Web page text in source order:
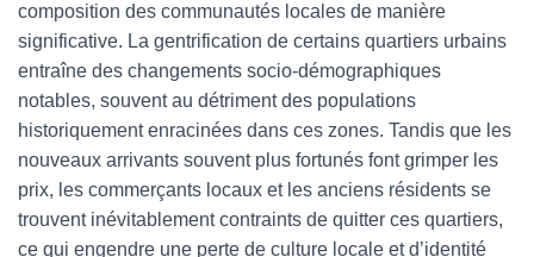
composition des communautés locales de manière
significative. La gentrification de certains quartiers urbains
entraîne des changements socio-démographiques
notables, souvent au détriment des populations
historiquement enracinées dans ces zones. Tandis que les
nouveaux arrivants souvent plus fortunés font grimper les
prix, les commerçants locaux et les anciens résidents se
trouvent inévitablement contraints de quitter ces quartiers,
ce qui engendre une perte de culture locale et d’identité